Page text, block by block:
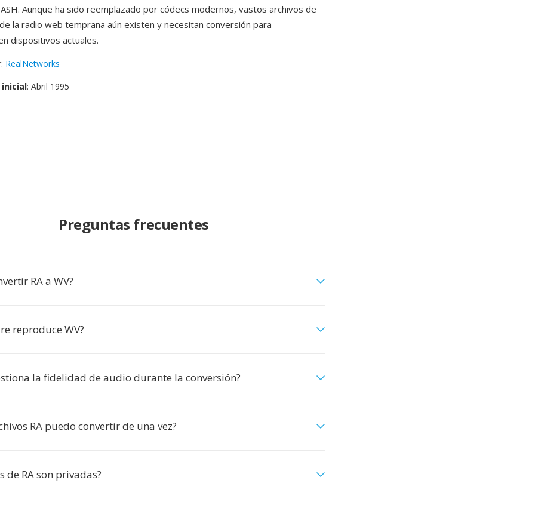
Aunque ha sido reemplazado por códecs modernos, vastos archivos de
la radio web temprana aún existen y necesitan conversión para
dispositivos actuales.
: RealNetworks
inicial: Abril 1995
Preguntas frecuentes
RA a WV?
reproduce WV?
la fidelidad de audio durante la conversión?
RA puedo convertir de una vez?
de RA son privadas?